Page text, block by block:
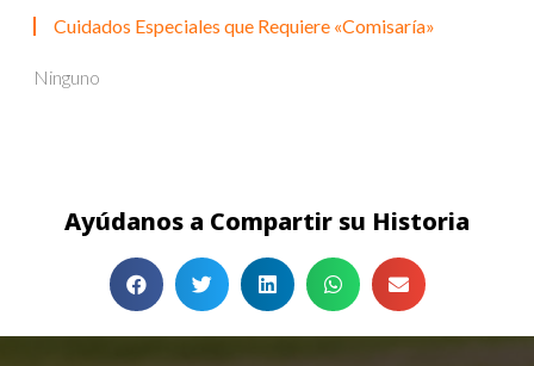
Cuidados Especiales que Requiere «Comisaría»
Ninguno
Ayúdanos a Compartir su Historia